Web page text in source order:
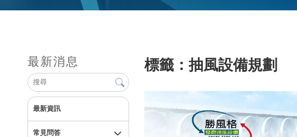
最新消息
最新資訊
常見問答
標籤：抽風設備規劃